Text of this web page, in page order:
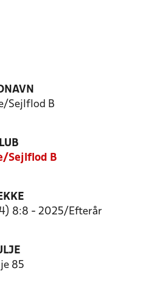
Sejlflod B
Sejlflod B
8:8 - 2025/Efterår
85